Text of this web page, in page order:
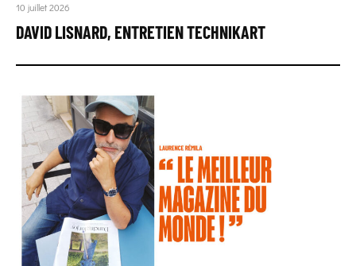
10 juillet 2026
DAVID LISNARD, ENTRETIEN TECHNIKART